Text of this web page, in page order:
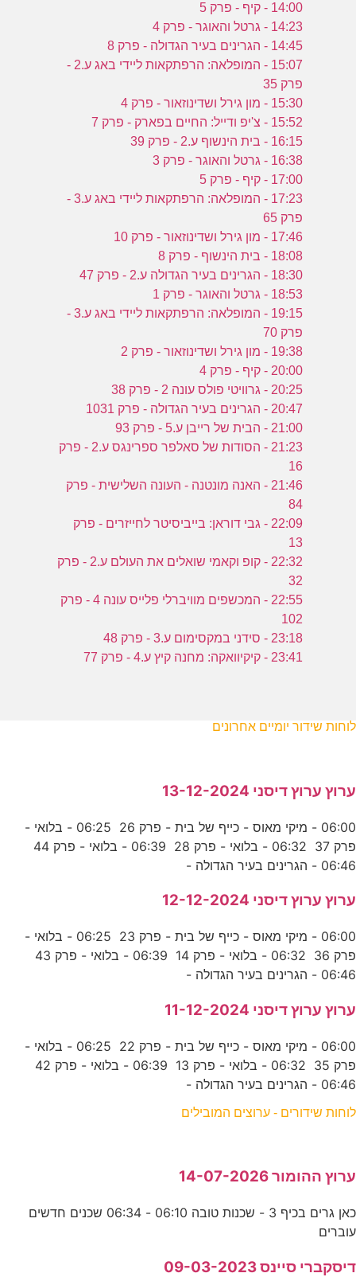
14:00 - קיף - פרק 5
14:23 - גרטל והאוגר - פרק 4
14:45 - הגרינים בעיר הגדולה - פרק 8
15:07 - המופלאה: הרפתקאות ליידי באג ע.2 -
פרק 35
15:30 - מון גירל ושדינוזאור - פרק 4
15:52 - צ'יפ ודייל: החיים בפארק - פרק 7
16:15 - בית הינשוף ע.2 - פרק 39
16:38 - גרטל והאוגר - פרק 3
17:00 - קיף - פרק 5
17:23 - המופלאה: הרפתקאות ליידי באג ע.3 -
פרק 65
17:46 - מון גירל ושדינוזאור - פרק 10
18:08 - בית הינשוף - פרק 8
18:30 - הגרינים בעיר הגדולה ע.2 - פרק 47
18:53 - גרטל והאוגר - פרק 1
19:15 - המופלאה: הרפתקאות ליידי באג ע.3 -
פרק 70
19:38 - מון גירל ושדינוזאור - פרק 2
20:00 - קיף - פרק 4
20:25 - גרוויטי פולס עונה 2 - פרק 38
20:47 - הגרינים בעיר הגדולה - פרק 1031
21:00 - הבית של רייבן ע.5 - פרק 93
21:23 - הסודות של סאלפר ספרינגס ע.2 - פרק
16
21:46 - האנה מונטנה - העונה השלישית - פרק
84
22:09 - גבי דוראן: בייביסיטר לחייזרים - פרק
13
22:32 - קופ וקאמי שואלים את העולם ע.2 - פרק
32
22:55 - המכשפים מוויברלי פלייס עונה 4 - פרק
102
23:18 - סידני במקסימום ע.3 - פרק 48
23:41 - קיקיוואקה: מחנה קיץ ע.4 - פרק 77
לוחות שידור יומיים אחרונים
ערוץ ערוץ דיסני 13-12-2024
06:00 - מיקי מאוס - כייף של בית - פרק 26 06:25 - בלואי -
06:46 - הגרינים בעיר הגדולה -
ערוץ ערוץ דיסני 12-12-2024
06:00 - מיקי מאוס - כייף של בית - פרק 23 06:25 - בלואי -
06:46 - הגרינים בעיר הגדולה -
ערוץ ערוץ דיסני 11-12-2024
06:00 - מיקי מאוס - כייף של בית - פרק 22 06:25 - בלואי -
06:46 - הגרינים בעיר הגדולה -
לוחות שידורים - ערוצים המובילים
ערוץ ההומור 14-07-2026
כאן גרים בכיף 3 - שכנות טובה 06:10 - 06:34 שכנים חדשים
עוברים
דיסקברי סיינס 09-03-2023